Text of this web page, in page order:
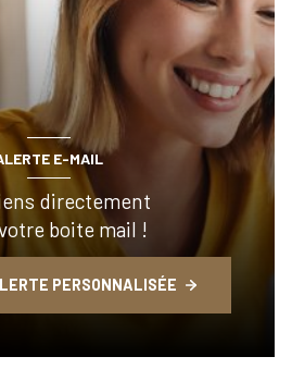
E-MAIL
directement
boite mail !
PERSONNALISÉE